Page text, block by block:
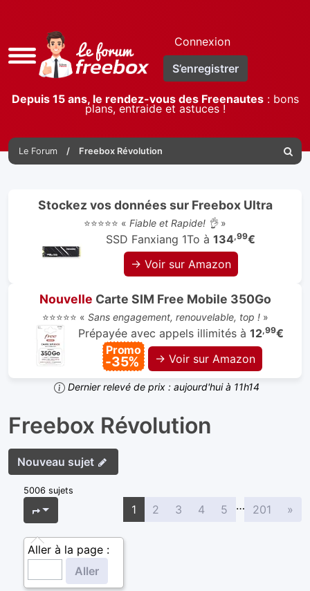
Accès
rapide
Connexion
S’enregistrer
Depuis 15 ans, le rendez-vous des Freenautes: bons
plans, entraide et astuces !
Le Forum Freebox Révolution
Stockez vos données sur Freebox Ultra
⭐⭐⭐⭐⭐ « Fiable et Rapide! 👌»
SSD Fanxiang 1To à 134,99€
→ Voir sur Amazon
Nouvelle Carte SIM Free Mobile 350Go
⭐⭐⭐⭐⭐ « Sans engagement, renouvelable, top !»
Prépayée avec appels illimités à 12,99€
Promo
-35% → Voir sur Amazon
Dernier relevé de prix : aujourd'hui à 11h14
Freebox Révolution
Nouveau sujet
5006 sujets
Page
Aller à la page :
1 2 3 4 5 … 201 »